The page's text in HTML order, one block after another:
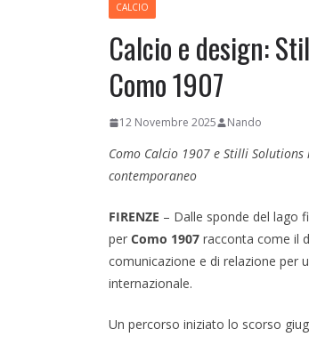
CALCIO
Calcio e design:
Como 1907
12 Novembre 2025 Nando
Como Calcio 1907 e Stilli
contemporaneo
FIRENZE – Dalle sponde del lago
per Como 1907 racconta come il
comunicazione e di relazione per
internazionale.
Un percorso iniziato lo scorso